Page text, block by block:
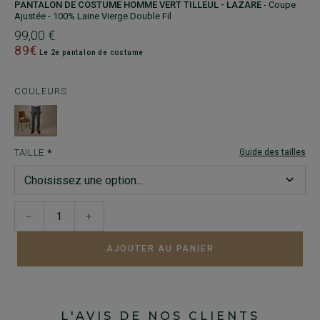
PANTALON DE COSTUME HOMME VERT TILLEUL - LAZARE - Coupe
Ajustée - 100% Laine Vierge Double Fil
99,00 €
89€
Le 2e pantalon de costume
COULEURS
TAILLE Guide des tailles
− +
AJOUTER AU PANIER
L'AVIS DE NOS CLIENTS